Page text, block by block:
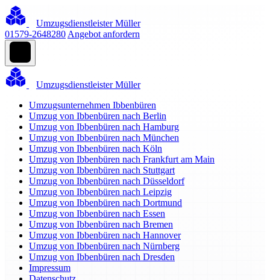
Umzugsdienstleister Müller
01579-2648280 Angebot anfordern
Umzugsdienstleister Müller
Umzugsunternehmen Ibbenbüren
Umzug von Ibbenbüren nach Berlin
Umzug von Ibbenbüren nach Hamburg
Umzug von Ibbenbüren nach München
Umzug von Ibbenbüren nach Köln
Umzug von Ibbenbüren nach Frankfurt am Main
Umzug von Ibbenbüren nach Stuttgart
Umzug von Ibbenbüren nach Düsseldorf
Umzug von Ibbenbüren nach Leipzig
Umzug von Ibbenbüren nach Dortmund
Umzug von Ibbenbüren nach Essen
Umzug von Ibbenbüren nach Bremen
Umzug von Ibbenbüren nach Hannover
Umzug von Ibbenbüren nach Nürnberg
Umzug von Ibbenbüren nach Dresden
Impressum